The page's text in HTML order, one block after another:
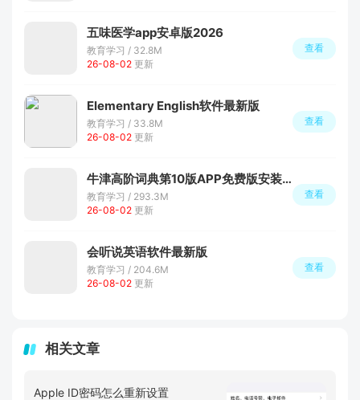
五味医学app安卓版2026
教育学习 / 32.8M
26-08-02 更新
查看
Elementary English软件最新版
教育学习 / 33.8M
26-08-02 更新
查看
牛津高阶词典第10版APP免费版安装包
教育学习 / 293.3M
26-08-02 更新
查看
会听说英语软件最新版
教育学习 / 204.6M
26-08-02 更新
查看
相关文章
Apple ID密码怎么重新设置